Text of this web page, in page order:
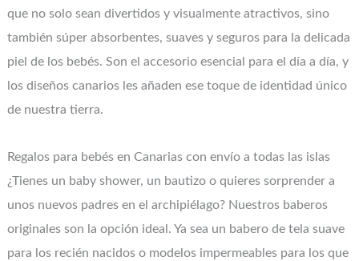
que no solo sean divertidos y visualmente atractivos, sino
también súper absorbentes, suaves y seguros para la delicada
piel de los bebés. Son el accesorio esencial para el día a día, y
los diseños canarios les añaden ese toque de identidad único
de nuestra tierra.
Regalos para bebés en Canarias con envío a todas las islas
¿Tienes un baby shower, un bautizo o quieres sorprender a
unos nuevos padres en el archipiélago? Nuestros baberos
originales son la opción ideal. Ya sea un babero de tela suave
para los recién nacidos o modelos impermeables para los que